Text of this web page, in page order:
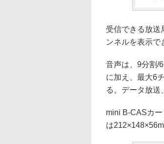
受信できる放送
ンネルを表示で
音声は、9分割/
に加え、最大6
る。データ放送
mini B-CASカ
は